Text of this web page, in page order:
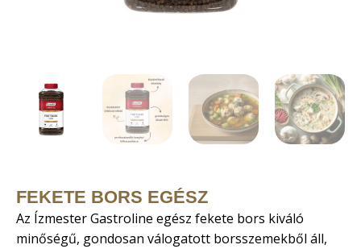
FEKETE BORS EGÉSZ
Az Ízmester Gastroline egész fekete bors kiváló
minőségű, gondosan válogatott borsszemekből áll,